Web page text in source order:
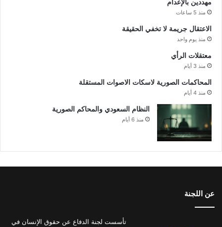
مهددين بالإعدام
منذ 5 ساعات
الاعتقال جريمة لا تخفي الحقيقة
منذ يوم واحد
معتقلات الرأي
منذ 3 أيام
المحاكمات الصورية لاسكات الاصوات المستقلة
منذ 4 أيام
النظام السعودي والمحاكم الصورية
منذ 6 أيام
عن اللجنة
تأسست لجنة الدفاع عن حقوق الإنسان في